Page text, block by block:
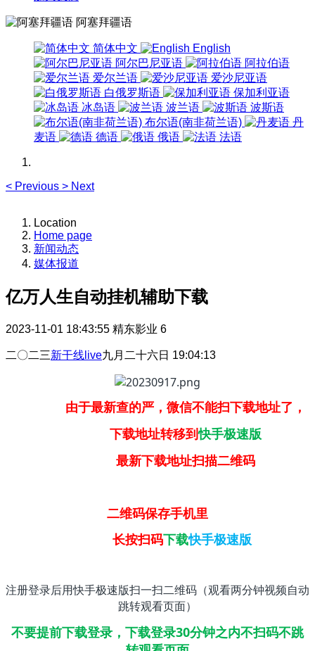
阿塞拜疆语
简体中文
English
阿尔巴尼亚语
阿拉伯语
爱尔兰语
爱沙尼亚语
白俄罗斯语
保加利亚语
冰岛语
波兰语
波斯语
布尔语(南非荷兰语)
丹
麦语
德语 俄语 法语
< Previous > Next
Location
Home page
新闻动态
媒体报道
亿万人生自动挂机辅助下载
2023-11-01 18:43:55 精东影业 6
二〇二三新干线live九月二十六日 19:04:13
由于最新查的严，微信不能扫下载地址了，
下载地址转移到快手极速版
最新下载地址扫描二维码
二维码保存手机里
长按扫码下载快手极速版
注册登录后用快手极速版扫一扫二维码（观看两分钟视频自动
跳转观看页面）
不要提前下载登录，下载登录30分钟之内不扫码不跳